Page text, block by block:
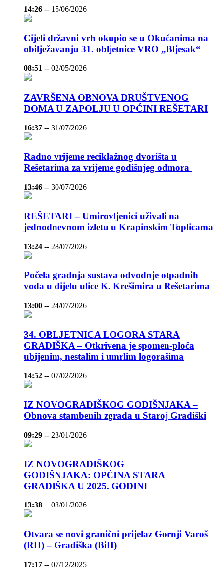
14:26 -- 15/06/2026
Cijeli državni vrh okupio se u Okučanima na
obilježavanju 31. obljetnice VRO „Bljesak“
08:51 -- 02/05/2026
ZAVRŠENA OBNOVA DRUŠTVENOG
DOMA U ZAPOLJU U OPĆINI REŠETARI
16:37 -- 31/07/2026
Radno vrijeme reciklažnog dvorišta u
Rešetarima za vrijeme godišnjeg odmora
13:46 -- 30/07/2026
REŠETARI – Umirovljenici uživali na
jednodnevnom izletu u Krapinskim Toplicama
13:24 -- 28/07/2026
Počela gradnja sustava odvodnje otpadnih
voda u dijelu ulice K. Krešimira u Rešetarima
13:00 -- 24/07/2026
34. OBLJETNICA LOGORA STARA
GRADIŠKA – Otkrivena je spomen-ploča
ubijenim, nestalim i umrlim logorašima
14:52 -- 07/02/2026
IZ NOVOGRADIŠKOG GODIŠNJAKA –
Obnova stambenih zgrada u Staroj Gradiški
09:29 -- 23/01/2026
IZ NOVOGRADIŠKOG
GODIŠNJAKA: OPĆINA STARA
GRADIŠKA U 2025. GODINI
13:38 -- 08/01/2026
Otvara se novi granični prijelaz Gornji Varoš
(RH) – Gradiška (BiH)
17:17 -- 07/12/2025